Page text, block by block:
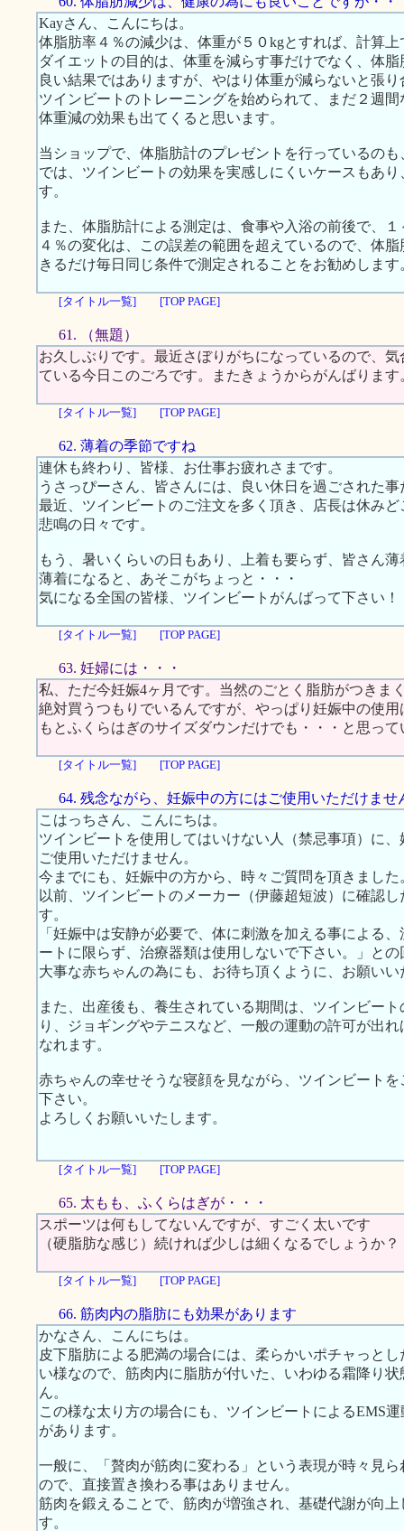
Kayさん、こんにちは。
体脂肪率４％の減少は、体重が５０kgとすれば、計算
ダイエットの目的は、体重を減らす事だけでなく、体
良い結果ではありますが、やはり体重が減らないと張
ツインビートのトレーニングを始められて、まだ２週
体重減の効果も出てくると思います。
当ショップで、体脂肪計のプレゼントを行っているの
では、ツインビートの効果を実感しにくいケースもあ
す。
また、体脂肪計による測定は、食事や入浴の前後で、
４％の変化は、この誤差の範囲を超えているので、体
きるだけ毎日同じ条件で測定されることをお勧めします
[タイトル一覧] [TOP PAGE]
61. （無題）
お久しぶりです。最近さぼりがちになっているので、
ている今日このごろです。またきょうからがんばります
[タイトル一覧] [TOP PAGE]
62. 薄着の季節ですね
連休も終わり、皆様、お仕事お疲れさまです。
うさっぴーさん、皆さんには、良い休日を過ごされた
最近、ツインビートのご注文を多く頂き、店長は休み
悲鳴の日々です。
もう、暑いくらいの日もあり、上着も要らず、皆さん
薄着になると、あそこがちょっと・・・
気になる全国の皆様、ツインビートがんばって下さい！
[タイトル一覧] [TOP PAGE]
63. 妊婦には・・・
私、ただ今妊娠4ヶ月です。当然のごとく脂肪がつきま
絶対買うつもりでいるんですが、やっぱり妊娠中の使
もとふくらはぎのサイズダウンだけでも・・・と思っ
[タイトル一覧] [TOP PAGE]
64. 残念ながら、妊娠中の方にはご使用いただけませ
こはっちさん、こんにちは。
ツインビートを使用してはいけない人（禁忌事項）に
ご使用いただけません。
今までにも、妊娠中の方から、時々ご質問を頂きました
以前、ツインビートのメーカー（伊藤超短波）に確認
す。
「妊娠中は安静が必要で、体に刺激を加える事による
ートに限らず、治療器類は使用しないで下さい。」との
大事な赤ちゃんの為にも、お待ち頂くように、お願いい
また、出産後も、養生されている期間は、ツインビー
り、ジョギングやテニスなど、一般の運動の許可が出
なれます。
赤ちゃんの幸せそうな寝顔を見ながら、ツインビート
下さい。
よろしくお願いいたします。
[タイトル一覧] [TOP PAGE]
65. 太もも、ふくらはぎが・・・
スポーツは何もしてないんですが、すごく太いです
（硬脂肪な感じ）続ければ少しは細くなるでしょうか？
[タイトル一覧] [TOP PAGE]
66. 筋肉内の脂肪にも効果があります
かなさん、こんにちは。
皮下脂肪による肥満の場合には、柔らかいポチャっと
い様なので、筋肉内に脂肪が付いた、いわゆる霜降り
ん。
この様な太り方の場合にも、ツインビートによるEMS
があります。
一般に、「贅肉が筋肉に変わる」という表現が時々見
ので、直接置き換わる事はありません。
筋肉を鍛えることで、筋肉が増強され、基礎代謝が向
す。